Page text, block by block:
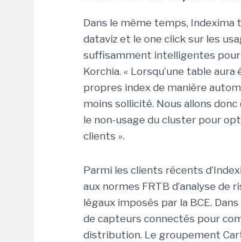
Dans le même temps, Indexima
dataviz et le one click sur les
suffisamment intelligentes pour
Korchia. « Lorsqu’une table
propres index de manière
moins sollicité. Nous allons
le non-usage du cluster pour
clients ».
Parmi les clients récents
aux normes FRTB d’analyse de
légaux imposés par la BCE.
de capteurs connectés pour
distribution. Le groupement